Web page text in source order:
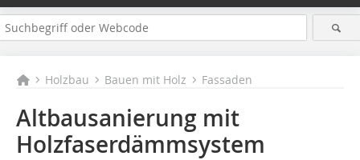
Holzbau Bauen mit Holz Fassaden
Altbausanierung mit
Holzfaserdämmsystem